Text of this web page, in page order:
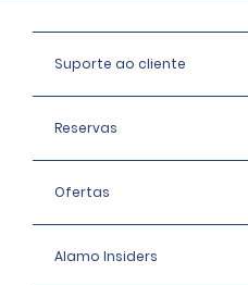
Suporte ao cliente
Reservas
Ofertas
Alamo Insiders